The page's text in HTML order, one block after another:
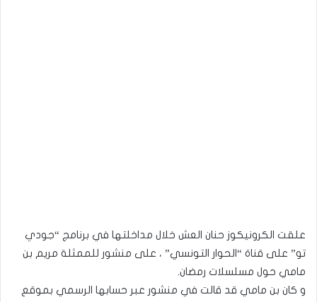
علقت الكرونيكوز حنان العش خلال مداخلتها في برنامج “جودي
تو” على قناة “الحوار التونسي” ، على منشور للممثلة مريم بن
مامي حول مسلسلات رمضان.
و كان بن مامي قد قالت في منشور عبر حسابها الرسمي بموقع